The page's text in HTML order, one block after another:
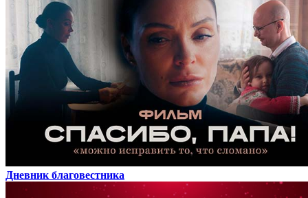
Дневник благовестника